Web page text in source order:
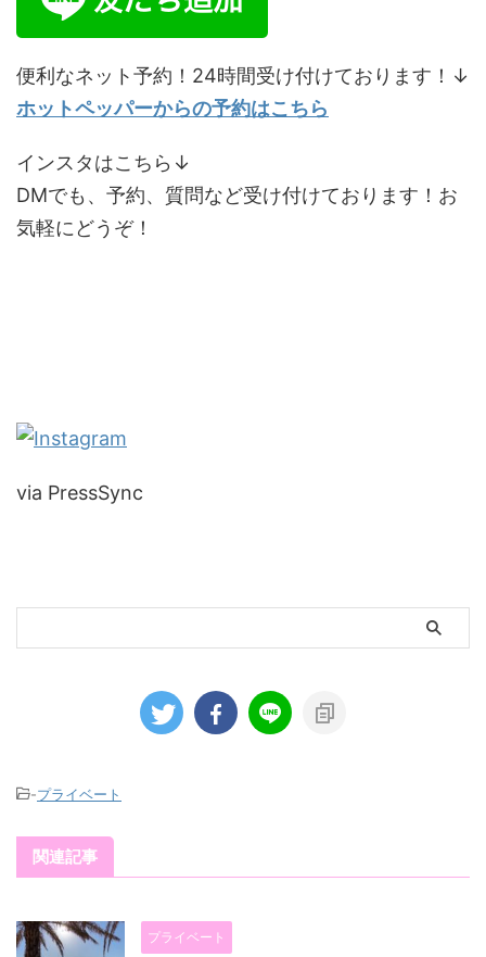
便利なネット予約！24時間受け付けております！↓
ホットペッパーからの予約はこちら
インスタはこちら↓
DMでも、予約、質問など受け付けております！お
気軽にどうぞ！
via PressSync
-プライベート
関連記事
プライベート